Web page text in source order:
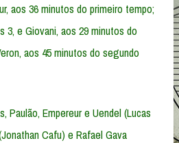
aos 36 minutos do primeiro tempo;
3, e Giovani, aos 29 minutos do
aos 45 minutos do segundo
Paulão, Empereur e Uendel (Lucas
Cafu) e Rafael Gava